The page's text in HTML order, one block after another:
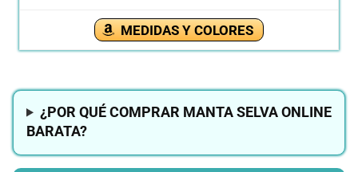
MEDIDAS Y COLORES
¿POR QUÉ COMPRAR MANTA SELVA ONLINE
BARATA?